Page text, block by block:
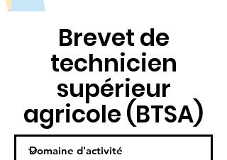
Brevet de
technicien
supérieur
agricole (BTSA)